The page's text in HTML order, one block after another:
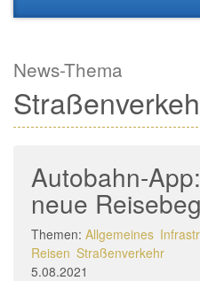
News-Thema
Autobahn-
neue
Themen: Allgemeines
Reisen Straßenverkehr
5.08.2021